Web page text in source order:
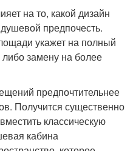
на то, какой дизайн
предпочесть.
укажет на полный
либо замену на более
предпочтительнее
Получится существенно
классическую
кабина